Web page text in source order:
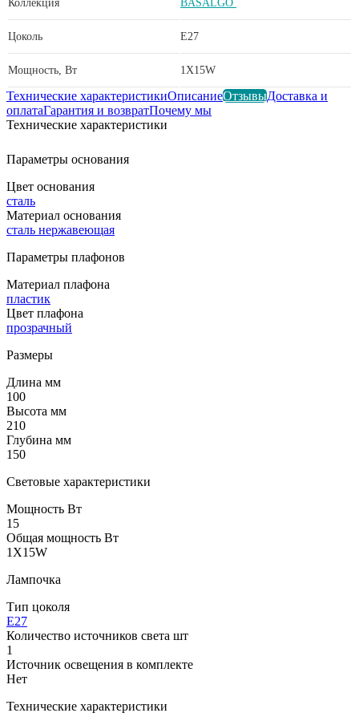
Коллекция BASALGO
Цоколь E27
Мощность, Вт 1X15W
Технические характеристикиОписаниеОтзывыДоставка и
оплатаГарантия и возвратПочему мы
Технические характеристики
Параметры основания
Цвет основания
сталь
Материал основания
сталь нержавеющая
Параметры плафонов
Материал плафона
пластик
Цвет плафона
прозрачный
Размеры
Длина мм
100
Высота мм
210
Глубина мм
150
Световые характеристики
Мощность Вт
15
Общая мощность Вт
1X15W
Лампочка
Тип цоколя
E27
Количество источников света шт
1
Источник освещения в комплекте
Нет
Технические характеристики